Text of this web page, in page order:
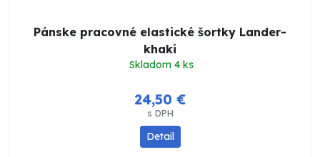
Pánske pracovné elastické šortky Lander-
khaki
Skladom 4 ks
24,50 €
s DPH
Detail